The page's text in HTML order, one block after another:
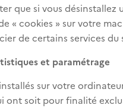
que si vous désinstallez
« cookies » sur votre
de certains services
et paramétrage
sur votre
ont soit pour finalité